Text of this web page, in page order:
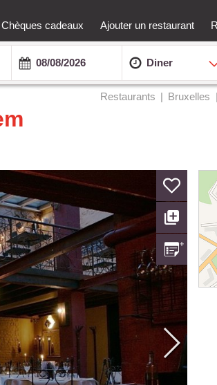
Chèques cadeaux Ajouter un restaurant
Diner
Restaurants Bruxelles